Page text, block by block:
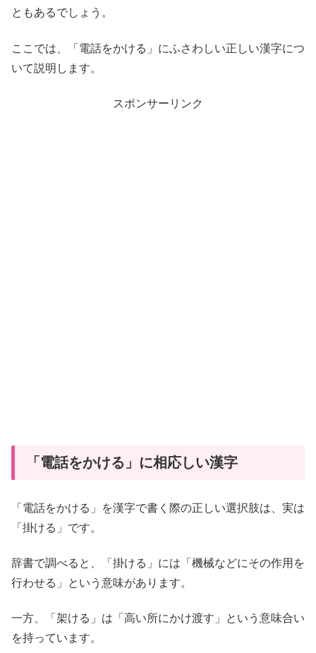
ともあるでしょう。
ここでは、「電話をかける」にふさわしい正しい漢字につ
いて説明します。
スポンサーリンク
「電話をかける」に相応しい漢字
「電話をかける」を漢字で書く際の正しい選択肢は、実は
「掛ける」です。
辞書で調べると、「掛ける」には「機械などにその作用を
行わせる」という意味があります。
一方、「架ける」は「高い所にかけ渡す」という意味合い
を持っています。